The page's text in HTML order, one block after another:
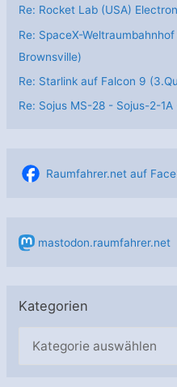
Re: Rocket Lab (USA)
Re: SpaceX-
Brownsville)
Re: Starlink auf Falcon 9
Re: Sojus MS-28 - Sojus-2-
Raumfahrer.net auf
mastodon.raumfahrer.net
Kategorien